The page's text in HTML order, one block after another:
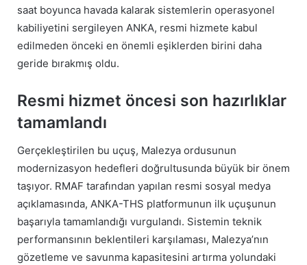
saat boyunca havada kalarak sistemlerin operasyonel
kabiliyetini sergileyen ANKA, resmi hizmete kabul
edilmeden önceki en önemli eşiklerden birini daha
geride bırakmış oldu.
Resmi hizmet öncesi son hazırlıklar
tamamlandı
Gerçekleştirilen bu uçuş, Malezya ordusunun
modernizasyon hedefleri doğrultusunda büyük bir önem
taşıyor. RMAF tarafından yapılan resmi sosyal medya
açıklamasında, ANKA-THS platformunun ilk uçuşunun
başarıyla tamamlandığı vurgulandı. Sistemin teknik
performansının beklentileri karşılaması, Malezya’nın
gözetleme ve savunma kapasitesini artırma yolundaki